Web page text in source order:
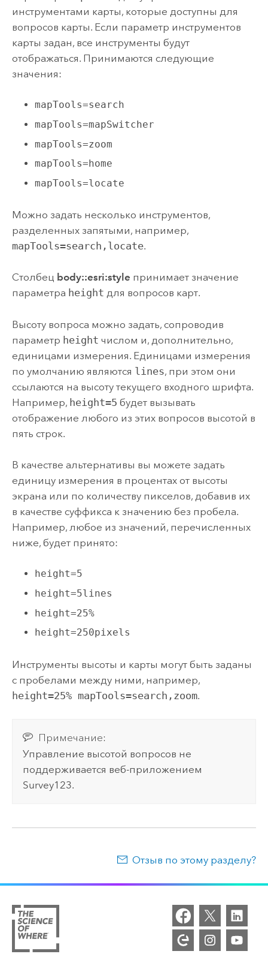
инструментами карты, которые доступны для
вопросов карты. Если параметр инструментов
карты задан, все инструменты будут
отображаться. Принимаются следующие
значения:
mapTools=search
mapTools=mapSwitcher
mapTools=zoom
mapTools=home
mapTools=locate
Можно задать несколько инструментов,
разделенных запятыми, например,
mapTools=search,locate.
Столбец body::esri:style принимает значение
параметра height для вопросов карт.
Высоту вопроса можно задать, сопроводив
параметр height числом и, дополнительно,
единицами измерения. Единицами измерения
по умолчанию являются lines, при этом они
ссылаются на высоту текущего входного шрифта.
Например, height=5 будет вызывать
отображение любого из этих вопросов высотой в
пять строк.
В качестве альтернативы вы можете задать
единицу измерения в процентах от высоты
экрана или по количеству пикселов, добавив их
в качестве суффикса к значению без пробела.
Например, любое из значений, перечисленных
ниже, будет принято:
height=5
height=5lines
height=25%
height=250pixels
Инструменты высоты и карты могут быть заданы
с пробелами между ними, например,
height=25% mapTools=search,zoom.
Примечание:
Управление высотой вопросов не
поддерживается веб-приложением
Survey123.
Отзыв по этому разделу?